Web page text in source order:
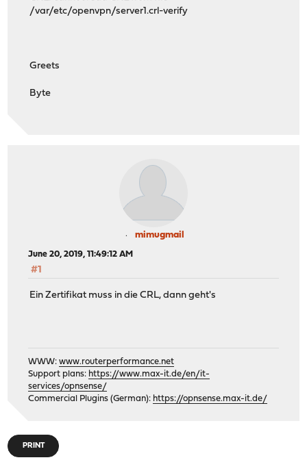
/var/etc/openvpn/server1.crl-verify
Greets
Byte
mimugmail
June 20, 2019, 11:49:12 AM
#1
Ein Zertifikat muss in die CRL, dann geht's
WWW:www.routerperformance.net
Support plans: https://www.max-it.de/en/it-
services/opnsense/
Commercial Plugins (German): https://opnsense.max-it.de/
PRINT